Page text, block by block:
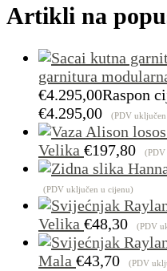
Artikli na
garnitura
€4.295,00Raspon
€4.295,00
(PDV
Velika €197,80 (PDV
(PDV uključen u cijenu)
Velika €48,30 (PDV
Mala €43,70 (PDV